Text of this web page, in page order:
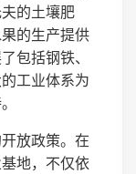
的土壤肥
的生产提供
包括钢铁、
工业体系为
放政策。在
地，不仅依